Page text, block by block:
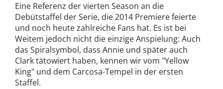
Eine Referenz der vierten Season an die
Debütstaffel der Serie, die 2014 Premiere feierte
und noch heute zahlreiche Fans hat. Es ist bei
Weitem jedoch nicht die einzige Anspielung: Auch
das Spiralsymbol, dass Annie und später auch
Clark tätowiert haben, kennen wir vom "Yellow
King" und dem Carcosa-Tempel in der ersten
Staffel.